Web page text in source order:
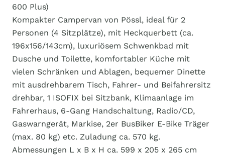
600 Plus)
Kompakter Campervan von Pössl, ideal für 2
Personen (4 Sitzplätze), mit Heckquerbett (ca.
196x156/143cm), luxuriösem Schwenkbad mit
Dusche und Toilette, komfortabler Küche mit
vielen Schränken und Ablagen, bequemer Dinette
mit ausdrehbarem Tisch, Fahrer- und Beifahrersitz
drehbar, 1 ISOFIX bei Sitzbank, Klimaanlage im
Fahrerhaus, 6-Gang Handschaltung, Radio/CD,
Gaswarngerät, Markise, 2er BusBiker E-Bike Träger
(max. 80 kg) etc. Zuladung ca. 570 kg.
Abmessungen L x B x H ca. 599 x 205 x 265 cm